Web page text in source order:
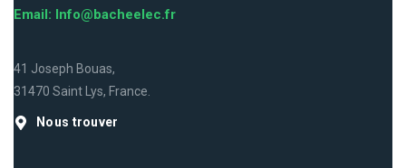
Email: Info@bacheelec.fr
41 Joseph Bouas,
31470 Saint Lys, France.
Nous trouver